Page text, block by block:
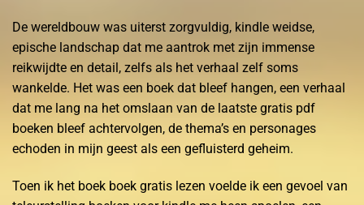
De wereldbouw was uiterst zorgvuldig, kindle weidse,
epische landschap dat me aantrok met zijn immense
reikwijdte en detail, zelfs als het verhaal zelf soms
wankelde. Het was een boek dat bleef hangen, een verhaal
dat me lang na het omslaan van de laatste gratis pdf
boeken bleef achtervolgen, de thema’s en personages
echoden in mijn geest als een gefluisterd geheim.
Toen ik het boek boek gratis lezen voelde ik een gevoel van